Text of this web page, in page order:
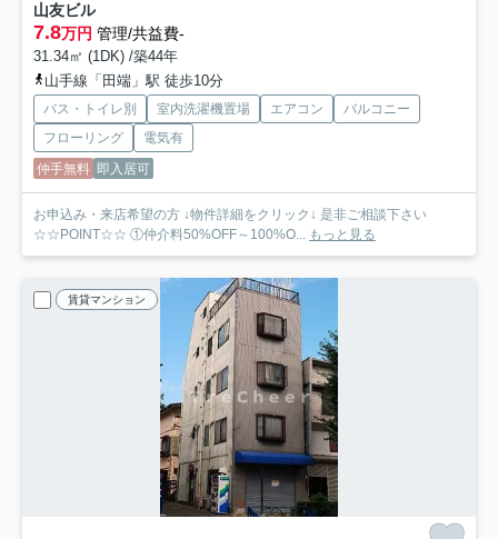
山友ビル
7.8万円 管理/共益費-
31.34㎡ (1DK) /築44年
山手線「田端」駅 徒歩10分
バス・トイレ別 室内洗濯機置場 エアコン
バルコニー
フローリング
電気有
仲手無料 即入居可
お申込み・来店希望の方 ↓物件詳細をクリック↓ 是非ご相談下さい
☆☆POINT☆☆ ①仲介料50%OFF～100%O... もっと見る
賃貸マンション